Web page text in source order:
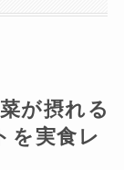
が摂れる
を実食レ